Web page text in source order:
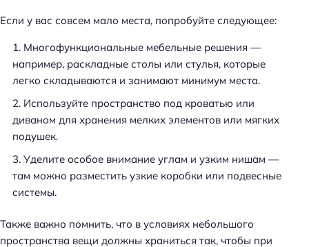
Если у вас совсем мало места, попробуйте следующее:
Многофункциональные мебельные решения —
например, раскладные столы или стулья, которые
легко складываются и занимают минимум места.
Используйте пространство под кроватью или
диваном для хранения мелких элементов или мягких
подушек.
Уделите особое внимание углам и узким нишам —
там можно разместить узкие коробки или подвесные
системы.
Также важно помнить, что в условиях небольшого
пространства вещи должны храниться так, чтобы при